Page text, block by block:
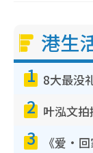
港生
1
2
3